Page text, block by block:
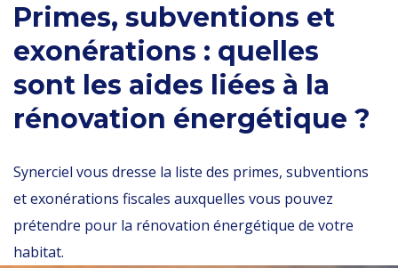
Primes, subventions et
exonérations : quelles
sont les aides liées à la
rénovation énergétique ?
Synerciel vous dresse la liste des primes, subventions
et exonérations fiscales auxquelles vous pouvez
prétendre pour la rénovation énergétique de votre
habitat.